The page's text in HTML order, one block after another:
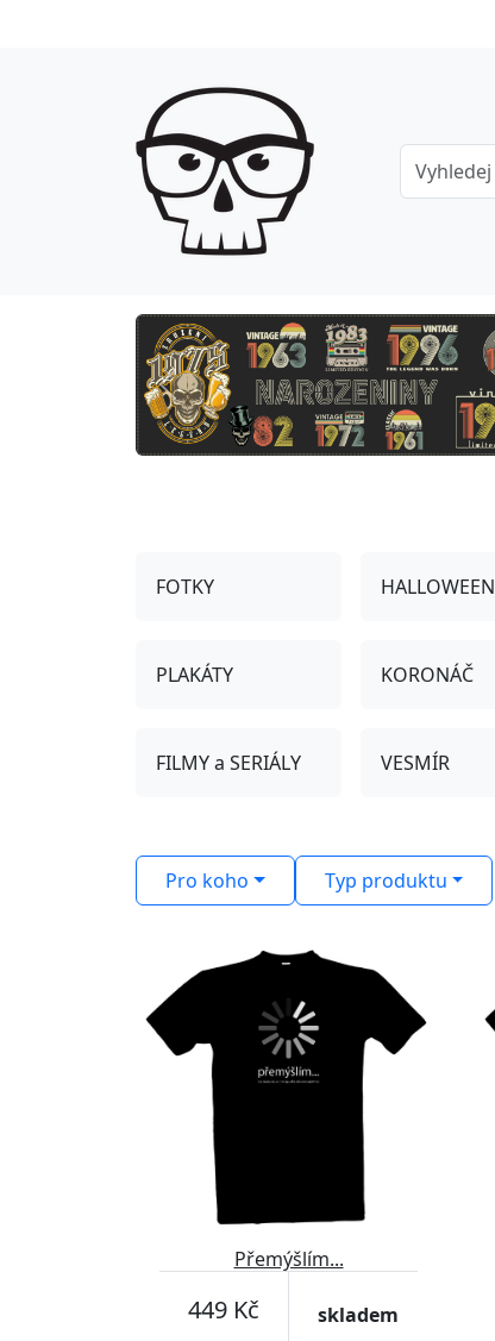
Previous
FOTKY HALLOWEEN
PLAKÁTY KORONÁČ
FILMY a SERIÁLY VESMÍR
Pro koho Typ produktu
Přemýšlím...
449 Kč skladem